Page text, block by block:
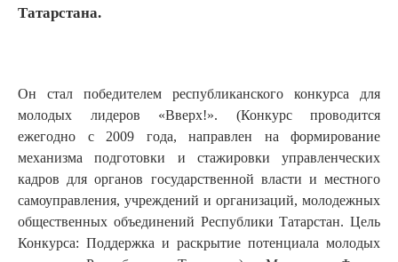
Татарстана.
Он стал победителем республиканского конкурса для
молодых лидеров «Вверх!». (Конкурс проводится
ежегодно с 2009 года, направлен на формирование
механизма подготовки и стажировки управленческих
кадров для органов государственной власти и местного
самоуправления, учреждений и организаций, молодежных
общественных объединений Республики Татарстан. Цель
Конкурса: Поддержка и раскрытие потенциала молодых